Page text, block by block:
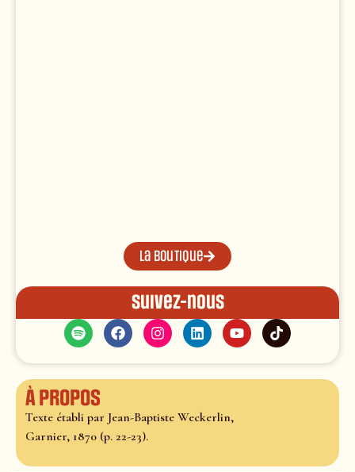
La boutique
Suivez-nous
À propos
Texte établi par Jean-Baptiste Weckerlin,
Garnier, 1870 (p. 22-23).